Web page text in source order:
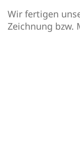
Wir fertigen
Zeichnung bzw.